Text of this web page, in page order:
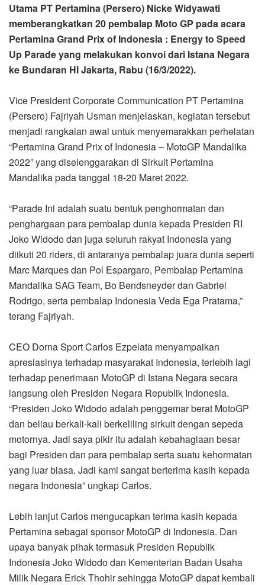
Utama PT Pertamina (Persero) Nicke Widyawati
memberangkatkan 20 pembalap Moto GP pada acara
Pertamina Grand Prix of Indonesia : Energy to Speed
Up Parade yang melakukan konvoi dari Istana Negara
ke Bundaran HI Jakarta, Rabu (16/3/2022).
Vice President Corporate Communication PT Pertamina
(Persero) Fajriyah Usman menjelaskan, kegiatan tersebut
menjadi rangkaian awal untuk menyemarakkan perhelatan
“Pertamina Grand Prix of Indonesia – MotoGP Mandalika
2022” yang diselenggarakan di Sirkuit Pertamina
Mandalika pada tanggal 18-20 Maret 2022.
“Parade Ini adalah suatu bentuk penghormatan dan
penghargaan para pembalap dunia kepada Presiden RI
Joko Widodo dan juga seluruh rakyat Indonesia yang
diikuti 20 riders, di antaranya pembalap juara dunia seperti
Marc Marques dan Pol Espargaro, Pembalap Pertamina
Mandalika SAG Team, Bo Bendsneyder dan Gabriel
Rodrigo, serta pembalap Indonesia Veda Ega Pratama,”
terang Fajriyah.
CEO Dorna Sport Carlos Ezpelata menyampaikan
apresiasinya terhadap masyarakat Indonesia, terlebih lagi
terhadap penerimaan MotoGP di Istana Negara secara
langsung oleh Presiden Negara Republik Indonesia.
“Presiden Joko Widodo adalah penggemar berat MotoGP
dan beliau berkali-kali berkeliling sirkuit dengan sepeda
motornya. Jadi saya pikir itu adalah kebahagiaan besar
bagi Presiden dan para pembalap serta suatu kehormatan
yang luar biasa. Jadi kami sangat berterima kasih kepada
negara Indonesia” ungkap Carlos.
Lebih lanjut Carlos mengucapkan terima kasih kepada
Pertamina sebagai sponsor MotoGP di Indonesia. Dan
upaya banyak pihak termasuk Presiden Republik
Indonesia Joko Widodo dan Kementerian Badan Usaha
Milik Negara Erick Thohir sehingga MotoGP dapat kembali